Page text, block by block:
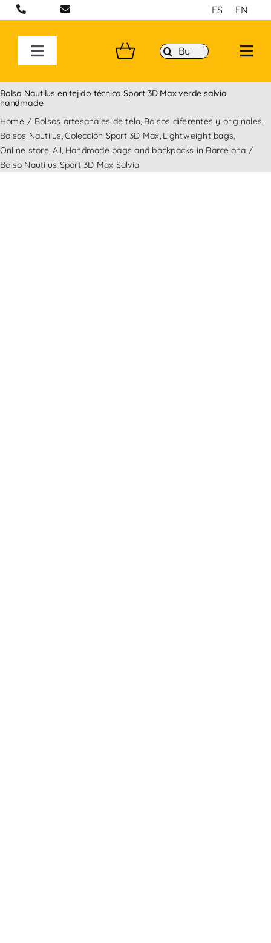
Saltar
al
contenido
ES EN
Toggle
Navigation
BOLSOS ARTESANALES EN BARCELONA
MOCHILAS
BANDOLERAS HECHAS A MANO
Buscar:
Bolso Nautilus en tejido técnico Sport 3D Max verde salvia
handmade
Home
Bolsos artesanales de tela Bolsos diferentes y originales
Bolsos Nautilus Colección Sport 3D Max Lightweight bags
Online store All Handmade bags and backpacks in Barcelona
Bolso Nautilus Sport 3D Max Salvia